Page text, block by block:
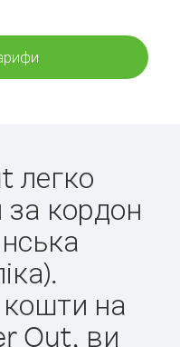
легко
кордон
на
Out, ви